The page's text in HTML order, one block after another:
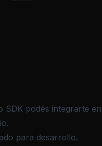
SDK podés integrarte en
para desarrollo.